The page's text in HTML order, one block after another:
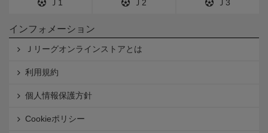
Ｊ1 Ｊ2 Ｊ3
インフォメーション
Ｊリーグオンラインストアとは
利用規約
個人情報保護方針
Cookieポリシー